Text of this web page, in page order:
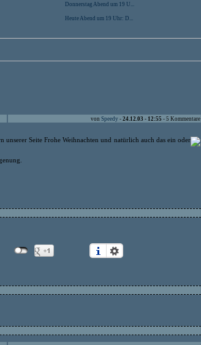
Donnerstag Abend um 19 U...
Heute Abend um 19 Uhr: D...
von Speedy - 24.12.03 - 12:55 - 5 Kommentare
unserer Seite Frohe Weihnachten und natürlich auch das ein oder